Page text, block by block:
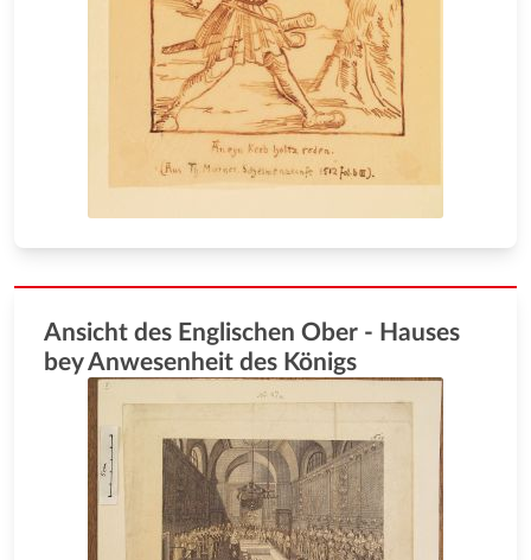
Ansicht des Englischen Ober - Hauses
bey Anwesenheit des Königs